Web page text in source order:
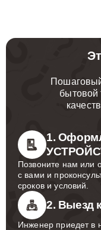
бытовой
1.
Позвоните нам или
с вами и
сроков и условий.
2. Выезд
Инженер приедет в